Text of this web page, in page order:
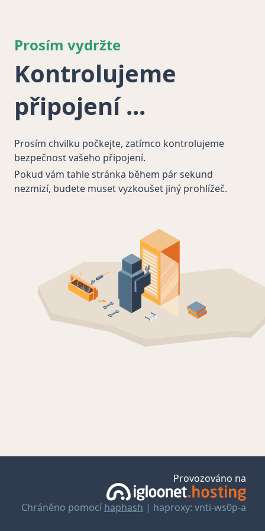
Prosím vydržte
Kontrolujeme
připojení
Prosím chvilku počkejte, zatímco kontrolujeme
bezpečnost vašeho připojení.
Pokud vám tahle stránka během pár sekund
nezmizí, budete muset vyzkoušet jiný prohlížeč.
Provozováno na
Chráněno pomocí haphash | haproxy: vnti-ws0p-a